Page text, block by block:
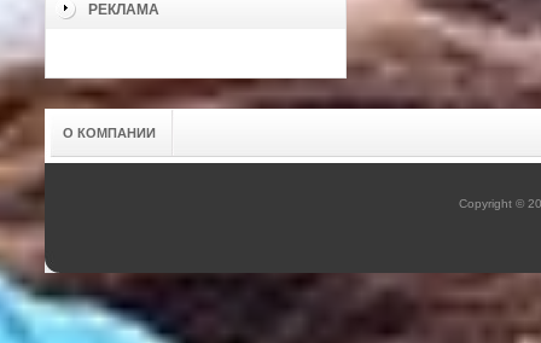
РЕКЛАМА
О КОМПАНИИ
Copyright ©